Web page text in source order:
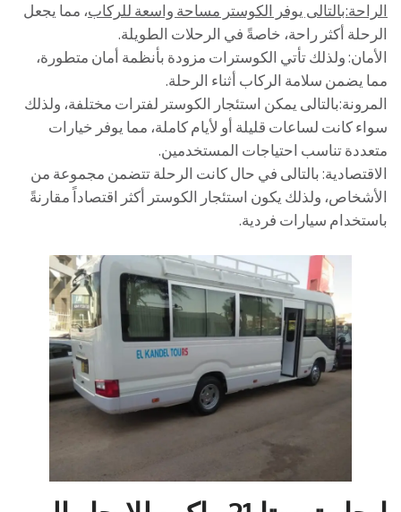
الراحة:بالتالى يوفر الكوستر مساحة واسعة للركاب، مما يجعل
الرحلة أكثر راحة، خاصةً في الرحلات الطويلة.
الأمان: ولذلك تأتي الكوسترات مزودة بأنظمة أمان متطورة،
مما يضمن سلامة الركاب أثناء الرحلة.
المرونة:بالتالى يمكن استئجار الكوستر لفترات مختلفة، ولذلك
سواء كانت لساعات قليلة أو لأيام كاملة، مما يوفر خيارات
متعددة تناسب احتياجات المستخدمين.
الاقتصادية: بالتالى في حال كانت الرحلة تتضمن مجموعة من
الأشخاص، ولذلك يكون استئجار الكوستر أكثر اقتصاداً مقارنةً
باستخدام سيارات فردية.